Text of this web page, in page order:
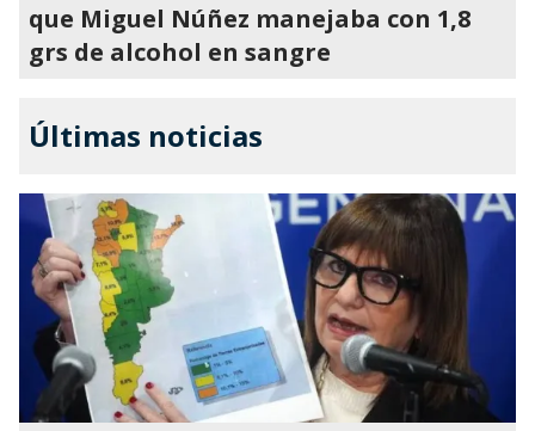
que Miguel Núñez manejaba con 1,8
grs de alcohol en sangre
Últimas noticias